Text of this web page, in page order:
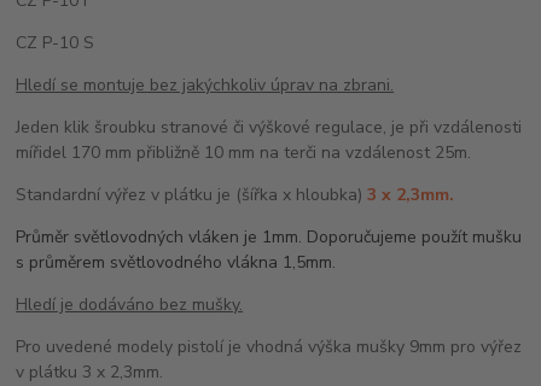
CZ P-10 S
Hledí se montuje bez jakýchkoliv úprav na zbrani.
Jeden klik šroubku stranové či výškové regulace, je při vzdálenosti
mířidel 170 mm přibližně 10 mm na terči na vzdálenost 25m.
Standardní výřez v plátku je (šířka x hloubka)3 x 2,3mm.
Průměr světlovodných vláken je 1mm. Doporučujeme použít mušku
s průměrem světlovodného vlákna 1,5mm.
Hledí je dodáváno bez mušky.
Pro uvedené modely pistolí je vhodná výška mušky 9mm pro výřez
v plátku 3 x 2,3mm.